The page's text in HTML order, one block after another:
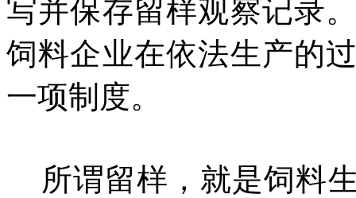
写并保存留样观察记录
饲料企业在依法生产的
一项制度。
所谓留样，就是饲料